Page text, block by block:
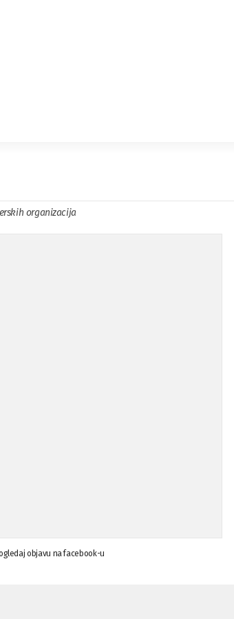
organizacija
objavu na facebook-u